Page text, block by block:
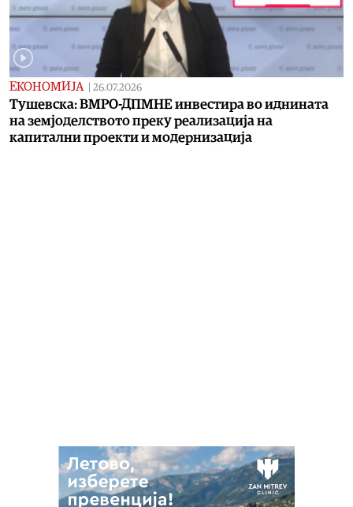
ЕКОНОМИЈА | 26.07.2026
Тушевска: ВМРО-ДПМНЕ инвестира во иднината
на земјоделството преку реализација на
капитални проекти и модернизација